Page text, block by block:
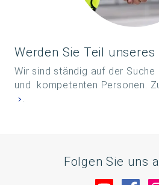
Werden Sie Teil unseres
Wir sind ständig auf der Suche
und kompetenten Personen.
.
Folgen Sie uns